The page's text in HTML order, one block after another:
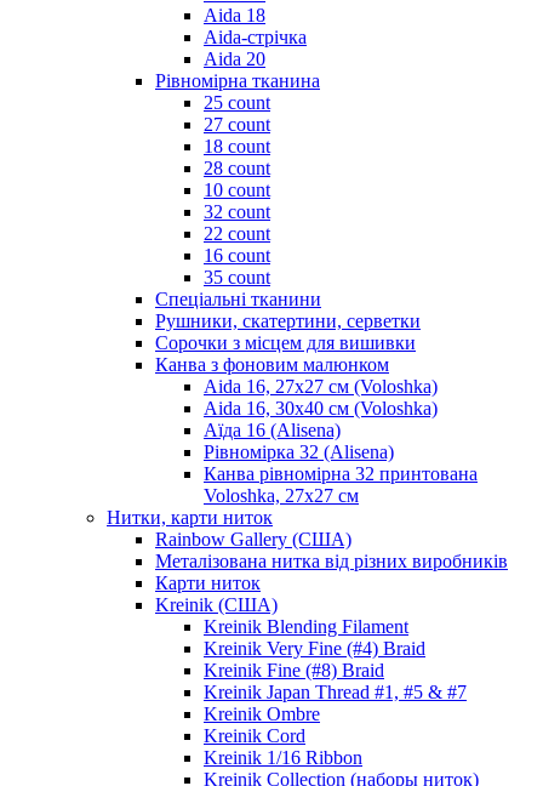
Aida 18
Aida-стрічка
Aida 20
Рівномірна тканина
25 count
27 count
18 count
28 count
10 count
32 count
22 count
16 count
35 count
Спеціальні тканини
Рушники, скатертини, серветки
Сорочки з місцем для вишивки
Канва з фоновим малюнком
Aida 16, 27х27 см (Voloshka)
Aida 16, 30х40 см (Voloshka)
Аїда 16 (Alisena)
Рівномірка 32 (Alisena)
Канва рівномірна 32 принтована
Voloshka, 27х27 см
Нитки, карти ниток
Rainbow Gallery (США)
Металізована нитка від різних виробників
Карти ниток
Kreinik (США)
Kreinik Blending Filament
Kreinik Very Fine (#4) Braid
Kreinik Fine (#8) Braid
Kreinik Japan Thread #1, #5 & #7
Kreinik Ombre
Kreinik Cord
Kreinik 1/16 Ribbon
Kreinik Collection (наборы ниток)